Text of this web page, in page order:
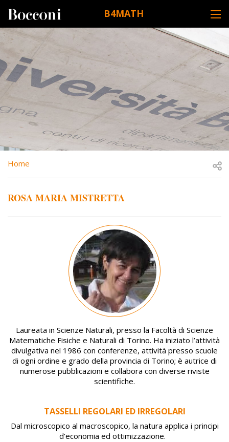
B4MATH
DESK NAVIGATION
BREADCRUMB
Home
ROSA MARIA MISTRETTA
Laureata in Scienze Naturali, presso la Facoltà di Scienze
Matematiche Fisiche e Naturali di Torino. Ha iniziato l’attività
divulgativa nel 1986 con conferenze, attività presso scuole
di ogni ordine e grado della provincia di Torino; è autrice di
numerose pubblicazioni e collabora con diverse riviste
scientifiche.
TASSELLI REGOLARI ED IRREGOLARI
Dal microscopico al macroscopico, la natura applica i principi
d’economia ed ottimizzazione.